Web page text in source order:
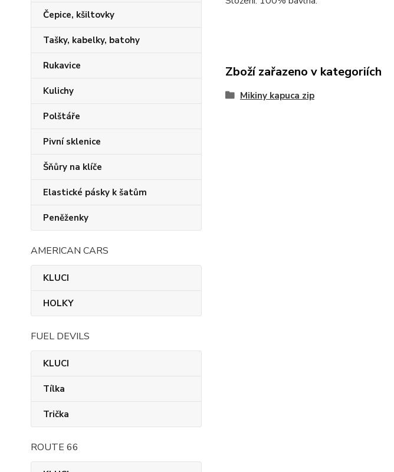
Čepice, kšiltovky
Tašky, kabelky, batohy
Rukavice
Kulichy
Polštáře
Pivní sklenice
Šňůry na klíče
Elastické pásky k šatům
Peněženky
AMERICAN CARS
KLUCI
HOLKY
FUEL DEVILS
KLUCI
Tílka
Trička
ROUTE 66
Zboží zařazeno v kategoriích
Mikiny kapuca zip